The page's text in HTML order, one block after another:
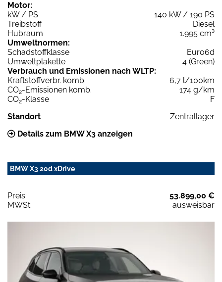
Motor:
kW / PS
140 kW / 190 PS
Treibstoff
Diesel
Hubraum
1.995 cm³
Umweltnormen:
Schadstoffklasse
Euro6d
Umweltplakette
4 (Green)
Verbrauch und Emissionen nach WLTP:
Kraftstoffverbr. komb.
6,7 l/100km
CO2-Emissionen komb.
174 g/km
CO2-Klasse
F
Standort
Zentrallager
Details zum BMW X3 anzeigen
BMW X3 20d xDrive
Preis:
53.899,00 €
MWSt:
ausweisbar